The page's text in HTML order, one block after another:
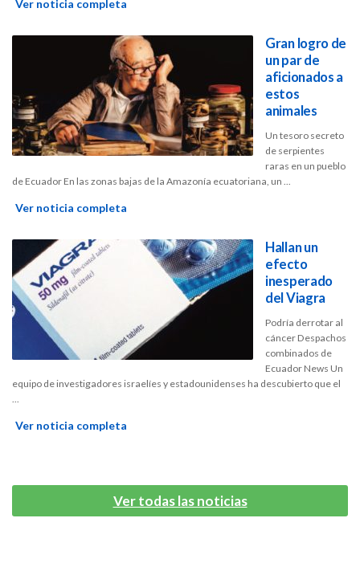
Ver noticia completa
Gran logro de
un par de
aficionados a
estos
animales
Un tesoro secreto
de serpientes
raras en un pueblo
de Ecuador En las zonas bajas de la Amazonía ecuatoriana, un ...
Ver noticia completa
Hallan un
efecto
inesperado
del Viagra
Podría derrotar al
cáncer Despachos
combinados de
Ecuador News Un
equipo de investigadores israelíes y estadounidenses ha descubierto que el
Ver noticia completa
Ver todas las noticias